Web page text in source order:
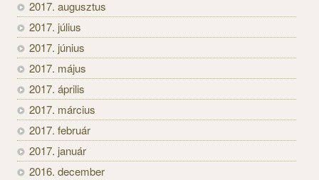
2017. augusztus
2017. július
2017. június
2017. május
2017. április
2017. március
2017. február
2017. január
2016. december